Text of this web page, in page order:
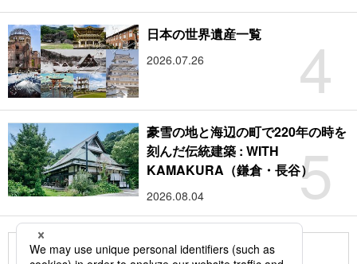
4
日本の世界遺産一覧
2026.07.26
5
豪雪の地と海辺の町で220年の時を
刻んだ伝統建築 : WITH
KAMAKURA（鎌倉・長谷）
2026.08.04
もっと見る